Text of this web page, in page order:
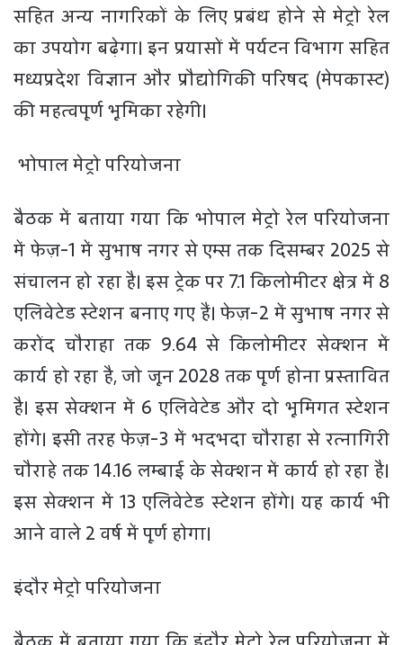
सहित अन्य नागरिकों के लिए प्रबंध होने से मेट्रो रेल
का उपयोग बढ़ेगा। इन प्रयासों में पर्यटन विभाग सहित
मध्यप्रदेश विज्ञान और प्रौद्योगिकी परिषद (मेपकास्ट)
की महत्वपूर्ण भूमिका रहेगी।
भोपाल मेट्रो परियोजना
बैठक में बताया गया कि भोपाल मेट्रो रेल परियोजना
में फेज़-1 में सुभाष नगर से एम्स तक दिसम्बर 2025 से
संचालन हो रहा है। इस ट्रेक पर 7.1 किलोमीटर क्षेत्र में 8
एलिवेटेड स्टेशन बनाए गए हैं। फेज़-2 में सुभाष नगर से
करोंद चौराहा तक 9.64 से किलोमीटर सेक्शन में
कार्य हो रहा है, जो जून 2028 तक पूर्ण होना प्रस्तावित
है। इस सेक्शन में 6 एलिवेटेड और दो भूमिगत स्टेशन
होंगे। इसी तरह फेज़-3 में भदभदा चौराहा से रत्नागिरी
चौराहे तक 14.16 लम्बाई के सेक्शन में कार्य हो रहा है।
इस सेक्शन में 13 एलिवेटेड स्टेशन होंगे। यह कार्य भी
आने वाले 2 वर्ष में पूर्ण होगा।
इंदौर मेट्रो परियोजना